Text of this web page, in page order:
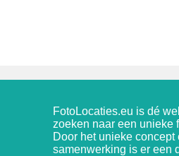
FotoLocaties.eu is dé
zoeken naar een unieke
Door het unieke concept
samenwerking is er een